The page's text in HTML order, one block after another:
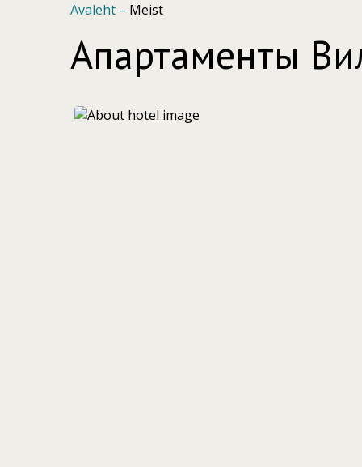
Avaleht – Meist
Апартаменты